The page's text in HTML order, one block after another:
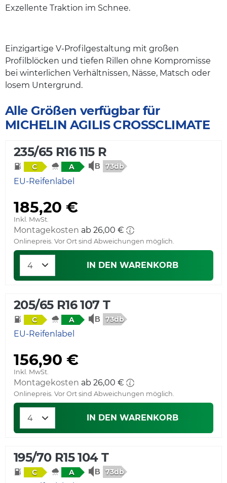
Exzellente Traktion im Schnee.
Einzigartige V-Profilgestaltung mit großen
Profilblöcken und tiefen Rillen ohne Kompromisse
bei winterlichen Verhältnissen, Nässe, Matsch oder
losem Untergrund.
Alle Größen verfügbar für
MICHELIN AGILIS CROSSCLIMATE
235/65 R16 115 R
C A 73db
EU-Reifenlabel
185,20 €
Inkl. MwSt.
Montagekosten ab 26,00 €
Onlinepreis. Vor Ort sind Abweichungen möglich.
IN DEN WARENKORB
205/65 R16 107 T
C A 73db
EU-Reifenlabel
156,90 €
Inkl. MwSt.
Montagekosten ab 26,00 €
Onlinepreis. Vor Ort sind Abweichungen möglich.
IN DEN WARENKORB
195/70 R15 104 T
C A 73db